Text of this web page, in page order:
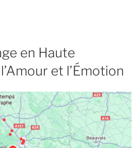
en Haute
et l’Émotion